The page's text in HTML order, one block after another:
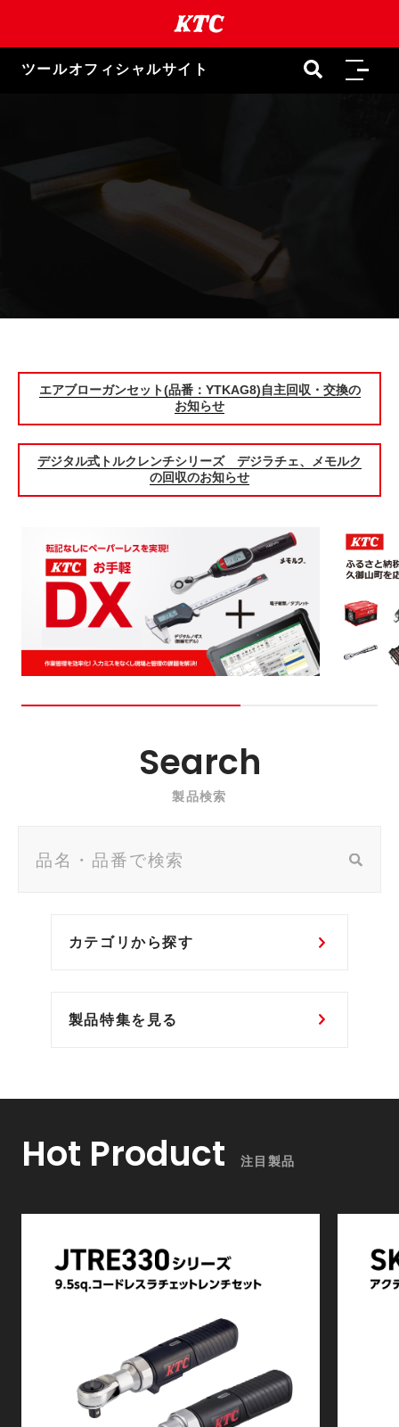
ツールオフィシャルサイト
エアブローガンセット(品番：YTKAG8)自主回収・交換の
お知らせ
デジタル式トルクレンチシリーズ デジラチェ、メモルク
の回収のお知らせ
Search
製品検索
カテゴリから探す
製品特集を見る
Hot Product 注目製品